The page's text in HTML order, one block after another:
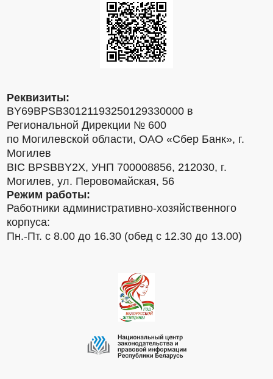
Реквизиты:
BY69BPSB30121193250129330000 в
Региональной Дирекции № 600
по Могилевской области, ОАО «Сбер Банк», г.
Могилев
BIC BPSBBY2X, УНП 700008856, 212030, г.
Могилев, ул. Перовомайская, 56
Режим работы:
Работники административно-хозяйственного
корпуса:
Пн.-Пт. с 8.00 до 16.30 (обед с 12.30 до 13.00)